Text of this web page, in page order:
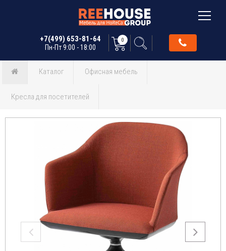
+7(499) 653-81-64
Пн-Пт 9:00 - 18:00
0
Каталог Офисная мебель
Кресла для посетителей